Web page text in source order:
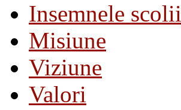
Insemnele scolii
Misiune
Viziune
Valori